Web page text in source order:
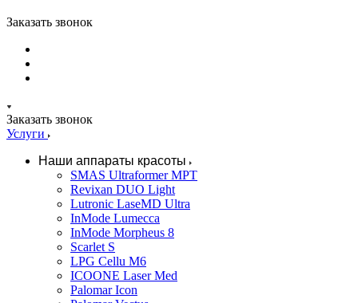
Заказать звонок
Заказать звонок
Услуги
Наши аппараты красоты
SMAS Ultraformer MPT
Revixan DUO Light
Lutronic LaseMD Ultra
InMode Lumecca
InMode Morpheus 8
Scarlet S
LPG Cellu M6
ICOONE Laser Med
Palomar Icon